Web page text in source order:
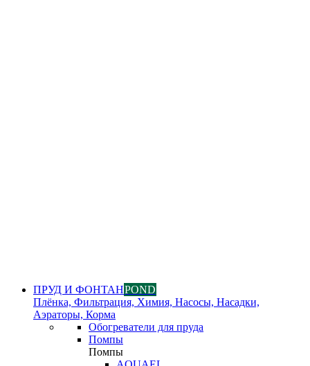
ПРУД И ФОНТАНPOND
Плёнка, Фильтрация, Химия, Насосы, Насадки,
Аэраторы, Корма
Обогреватели для пруда
Помпы
Помпы